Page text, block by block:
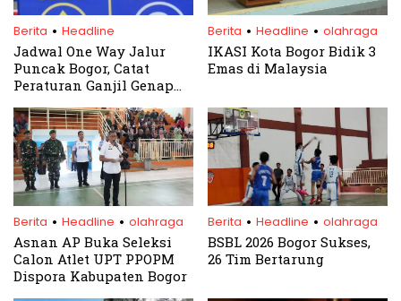
Berita . Headline
Jadwal One Way Jalur
Puncak Bogor, Catat
Peraturan Ganjil Genap
Berita . Headline . olahraga
IKASI Kota Bogor Bidik 3
Emas di Malaysia
Berita . Headline . olahraga
Asnan AP Buka Seleksi
Calon Atlet UPT PPOPM
Dispora Kabupaten Bogor
Berita . Headline . olahraga
BSBL 2026 Bogor Sukses,
26 Tim Bertarung